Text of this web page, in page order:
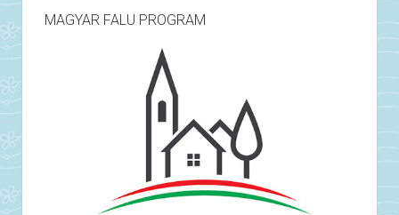
MAGYAR FALU PROGRAM